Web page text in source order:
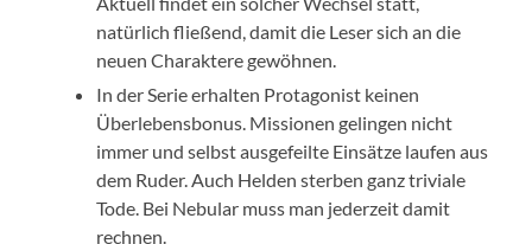
natürlich fließend, damit die Leser sich an die
neuen Charaktere gewöhnen.
In der Serie erhalten Protagonist keinen
Überlebensbonus. Missionen gelingen nicht
immer und selbst ausgefeilte Einsätze laufen aus
dem Ruder. Auch Helden sterben ganz triviale
Tode. Bei Nebular muss man jederzeit damit
rechnen.